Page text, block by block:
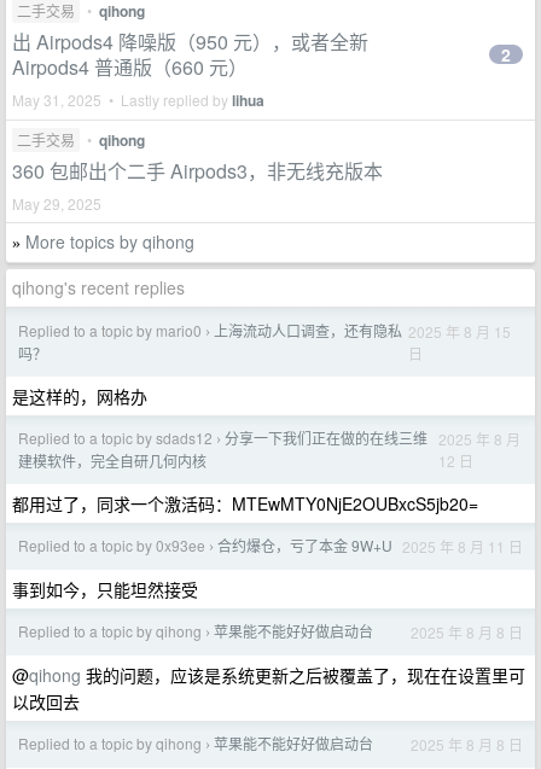
二手交易
• qihong
出 Airpods4 降噪版（950 元），或者全新
Airpods4 普通版（660 元）
May 31, 2025 • Lastly replied bylihua
2
二手交易 • qihong
360 包邮出个二手 Airpods3，非无线充版本
May 29, 2025
» More topics by qihong
qihong's recent replies
Replied to a topic by mario0 ›
上海流动人口调查，还有隐私
吗？
2025 年 8 月 15
日
是这样的，网格办
Replied to a topic by sdads12 › 分享一下我们正在做的在线三维
建模软件，完全自研几何内核
2025 年 8 月
12 日
都用过了，同求一个激活码：MTEwMTY0NjE2OUBxcS5jb20=
Replied to a topic by 0x93ee › 合约爆仓，亏了本金 9W+U 2025 年 8 月 11 日
事到如今，只能坦然接受
Replied to a topic by qihong › 苹果能不能好好做启动台 2025 年 8 月 8 日
@qihong 我的问题，应该是系统更新之后被覆盖了，现在在设置里可
以改回去
Replied to a topic by qihong › 苹果能不能好好做启动台 2025 年 8 月 8 日